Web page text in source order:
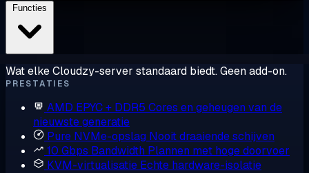
Wat elke Cloudzy-server standaard biedt. Geen add-on.
PRESTATIES
AMD EPYC + DDR5 Cores en geheugen van de
nieuwste generatie
Pure NVMe-opslag Nooit draaiende schijven
10 Gbps Bandwidth Plannen met hoge doorvoer
KVM-virtualisatie Echte hardware-isolatie